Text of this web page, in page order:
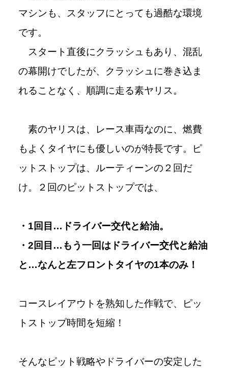
マシンも、スタッフにとっても過酷な環境
です。
スタート直後にクラッシュもあり、混乱
の幕開けでしたが、クラッシュに巻き込ま
れることなく、順調に走る素ヤリス。
素のヤリスは、レース車両なのに、燃費
もよくタイヤにも優しいのが特長です。ピ
ットストップは、ルーティーンの２回だ
け。２回のピットストップでは、
・1回目…ドライバー交代と給油。
・2回目…もう一回はドライバー交代と給油
と…なんと左フロントタイヤの1本のみ！
コースレイアウトを熟知した作戦で、ピッ
トストップ時間を短縮！
そんなピット戦略やドライバーの安定した